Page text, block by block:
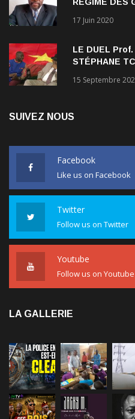
RÉGIME DES
17 Juin 2020
LE DUEL Prof.
STÉPHANE
15 Septembre
SUIVEZ NOUS
Facebook
Like us on Facebook
Twitter
Follow us on Twitter
Youtube
Follow us on Youtube
LA GALLERIE